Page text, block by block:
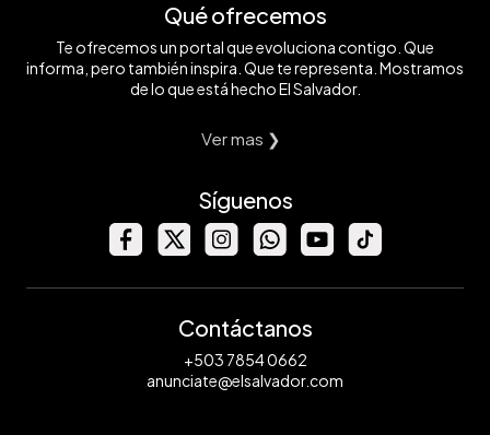
Qué ofrecemos
Te ofrecemos un portal que evoluciona contigo. Que
informa, pero también inspira. Que te representa. Mostramos
de lo que está hecho El Salvador.
Ver mas ❯
Síguenos
Contáctanos
+503 7854 0662
anunciate@elsalvador.com